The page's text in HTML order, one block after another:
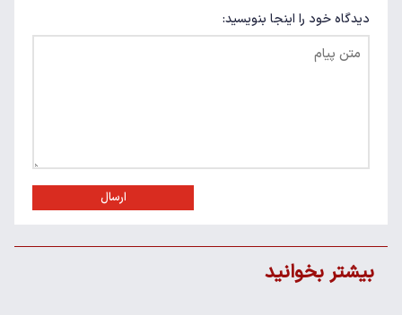
دیدگاه خود را اینجا بنویسید:
ارسال
بیشتر بخوانید